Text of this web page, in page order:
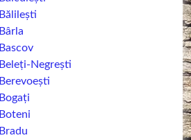
Bălilești
Bârla
Bascov
Beleți-Negrești
Berevoești
Bogați
Boteni
Bradu